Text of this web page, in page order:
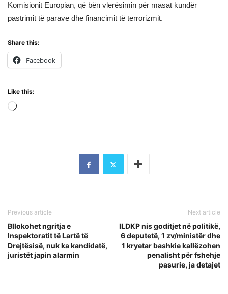
Komisionit Europian, që bën vlerësimin për masat kundër
pastrimit të parave dhe financimit të terrorizmit.
Share this:
Facebook
Like this:
Previous article
Bllokohet ngritja e
Inspektoratit të Lartë të
Drejtësisë, nuk ka kandidatë,
juristët japin alarmin
Next article
ILDKP nis goditjet në politikë,
6 deputetë, 1 zv/ministër dhe
1 kryetar bashkie kallëzohen
penalisht për fshehje
pasurie, ja detajet